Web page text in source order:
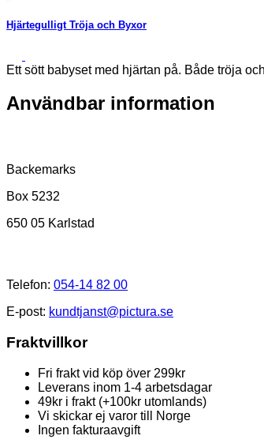
Hjärtegulligt Tröja och Byxor
Ett sött babyset med hjärtan på. Både tröja
Användbar information
Backemarks
Box 5232
650 05 Karlstad
Telefon: 054-14 82 00
E-post: kundtjanst@pictura.se
Fraktvillkor
Fri frakt vid köp över 299kr
Leverans inom 1-4 arbetsdagar
49kr i frakt (+100kr utomlands)
Vi skickar ej varor till Norge
Ingen fakturaavgift